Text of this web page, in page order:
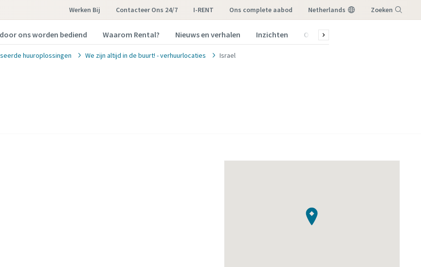
Werken Bij Contacteer Ons 24/7 I-RENT ons complete aabod Netherlands Zoeken
ons worden bediend Waarom Rental? Nieuws en verhalen Inzichten Over ons
huuroplossingen We zijn altijd in de buurt! - verhuurlocaties Israel